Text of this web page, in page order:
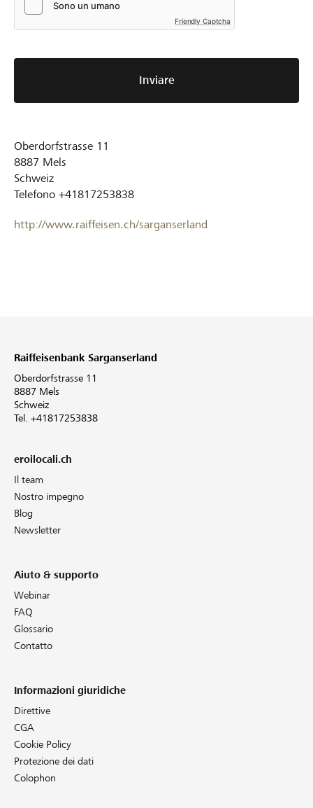
Friendly Captcha
Inviare
Oberdorfstrasse 11
8887 Mels
Schweiz
Telefono +41817253838
http://www.raiffeisen.ch/sarganserland
Raiffeisenbank Sarganserland
Oberdorfstrasse 11
8887 Mels
Schweiz
Tel. +41817253838
eroilocali.ch
Il team
Nostro impegno
Blog
Newsletter
Aiuto & supporto
Webinar
FAQ
Glossario
Contatto
Informazioni giuridiche
Direttive
CGA
Cookie Policy
Protezione dei dati
Colophon